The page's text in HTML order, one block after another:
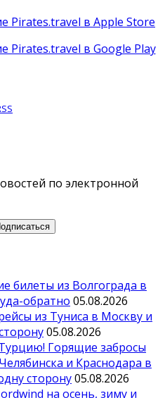
по электронной
билеты из Волгограда в
обратно 05.08.2026
из Туниса в Москву и
05.08.2026
Горящие забросы
и Краснодара в
сторону05.08.2026
на осень, зиму и